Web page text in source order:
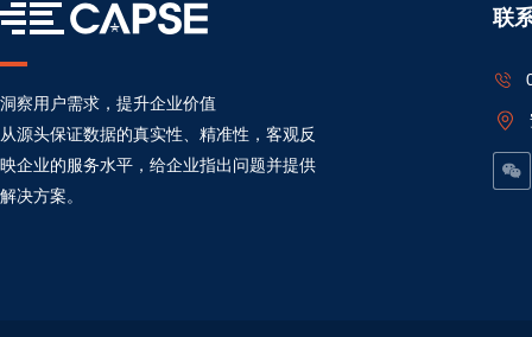
洞察用户需求，提升企业价值
从源头保证数据的真实性、精准性，客观反
映企业的服务水平，给企业指出问题并提供
解决方案。
联